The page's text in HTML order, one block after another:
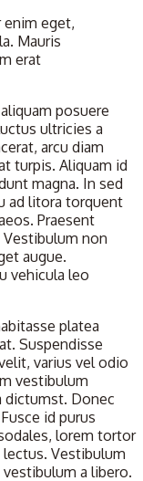
enim eget,
Mauris
erat
posuere
ultricies a
arcu diam
turpis. Aliquam id
magna. In sed
ad litora torquent
Praesent
non
augue.
vehicula leo
platea
Suspendisse
varius vel odio
vestibulum
dictumst. Donec
id purus
lorem tortor
Vestibulum
a libero.